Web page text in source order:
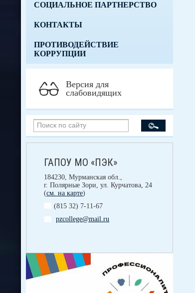
СОЦИАЛЬНОЕ ПАРТНЕРСТВО
КОНТАКТЫ
ПРОТИВОДЕЙСТВИЕ
КОРРУПЦИИ
Версия для
слабовидящих
ГАПОУ МО «ПЭК»
184230, Мурманская обл.,
г. Полярные Зори, ул. Курчатова, 24
(см. на карте)
(815 32) 7-11-67
pzcollege@mail.ru